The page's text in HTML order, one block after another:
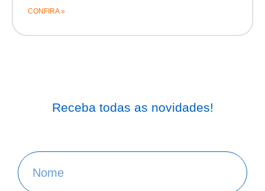
CONFIRA »
Receba todas as novidades!